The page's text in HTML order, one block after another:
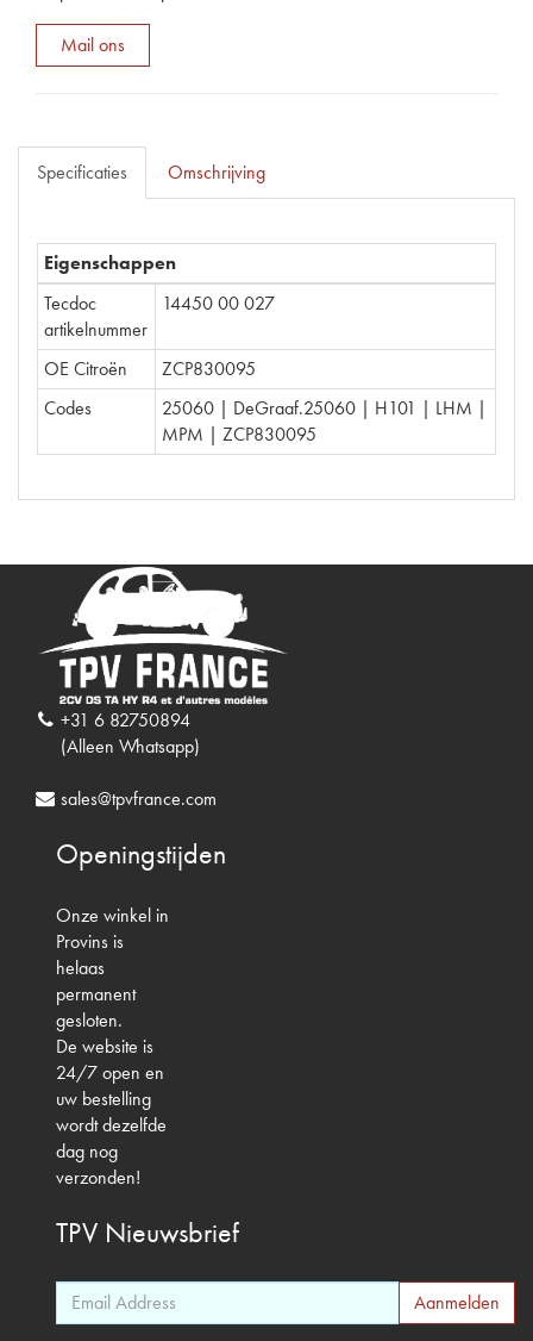
Mail ons
Specificaties Omschrijving
Eigenschappen
Tecdoc
artikelnummer
14450 00 027
OE Citroën
ZCP830095
Codes
25060 | DeGraaf.25060 | H101 | LHM |
MPM | ZCP830095
+31 6 82750894
(Alleen Whatsapp)
sales@tpvfrance.com
Openingstijden
Onze winkel in
Provins is
helaas
permanent
gesloten.
De website is
24/7 open en
uw bestelling
wordt dezelfde
dag nog
verzonden!
TPV Nieuwsbrief